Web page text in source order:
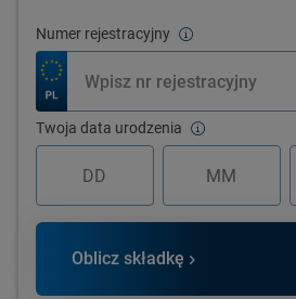
Numer rejestracyjny
Twoja data urodzenia
Oblicz składkę